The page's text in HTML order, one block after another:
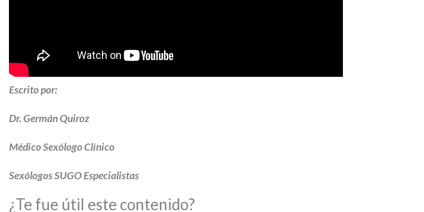
Escrito por:
Dr. Germán Quiroz
Médico Sexólogo Clínico
Sexólogos SUGO Especialistas
¿Te fue útil este contenido?